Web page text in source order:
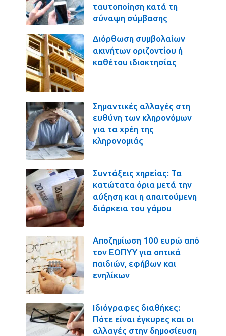
ταυτοποίηση κατά τη
σύναψη σύμβασης
Διόρθωση συμβολαίων
ακινήτων οριζοντίου ή
καθέτου ιδιοκτησίας
Σημαντικές αλλαγές στη
ευθύνη των κληρονόμων
για τα χρέη της
κληρονομιάς
Συντάξεις χηρείας: Τα
κατώτατα όρια μετά την
αύξηση και η απαιτούμενη
διάρκεια του γάμου
Αποζημίωση 100 ευρώ από
τον ΕΟΠΥΥ για οπτικά
παιδιών, εφήβων και
ενηλίκων
Ιδιόγραφες διαθήκες:
Πότε είναι έγκυρες και οι
αλλαγές στην δημοσίευση